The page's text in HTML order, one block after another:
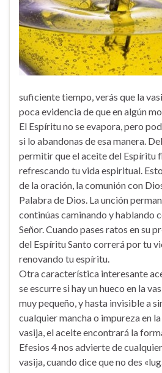
suficiente tiempo, verás que la
poca evidencia de que en algún
El Espíritu no se evapora, pero
si lo abandonas de esa manera.
permitir que el aceite del Espíritu
refrescando tu vida espiritual.
de la oración, la comunión con
Palabra de Dios. La unción
continúas caminando y hablando
Señor. Cuando pases ratos en su
del Espíritu Santo correrá por tu
renovando tu espíritu.
Otra característica interesante
se escurre si hay un hueco en la
muy pequeño, y hasta invisible a
cualquier mancha o impureza en
vasija, el aceite encontrará la
Efesios 4 nos advierte de
vasija, cuando dice que no des